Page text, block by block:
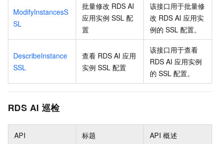
ModifyInstancesS
SL
批量修改 RDS AI
应用实例 SSL 配
置
该接口用于批量修
改 RDS AI 应用实
例的 SSL 配置。
DescribeInstance
SSL
查看 RDS AI 应用
实例 SSL 配置
该接口用于查看
RDS AI 应用实例
的 SSL 配置。
RDS AI 巡检
API 标题 API 概述